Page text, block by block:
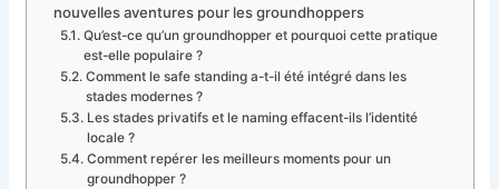
nouvelles aventures pour les groundhoppers
Qu’est-ce qu’un groundhopper et pourquoi cette pratique
est-elle populaire ?
Comment le safe standing a-t-il été intégré dans les
stades modernes ?
Les stades privatifs et le naming effacent-ils l’identité
locale ?
Comment repérer les meilleurs moments pour un
groundhopper ?